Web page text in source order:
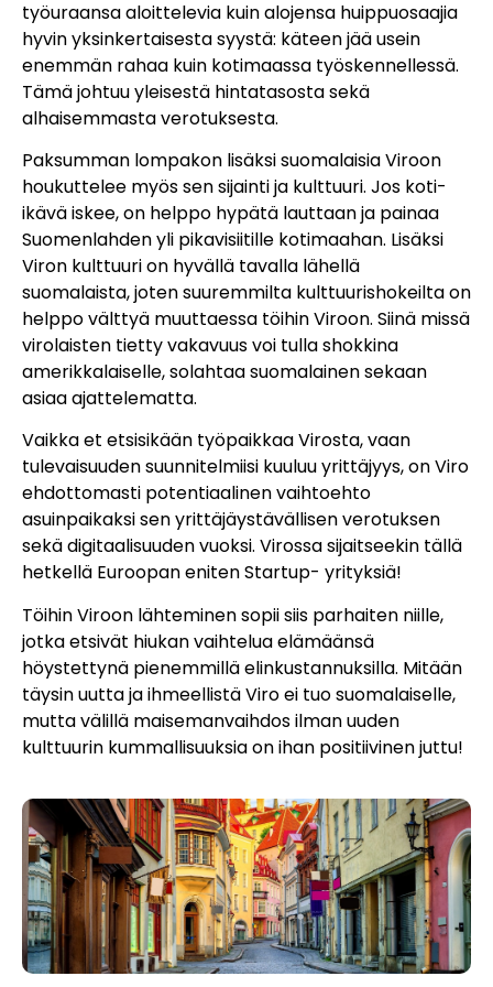
työuraansa aloittelevia kuin alojensa huippuosaajia
hyvin yksinkertaisesta syystä: käteen jää usein
enemmän rahaa kuin kotimaassa työskennellessä.
Tämä johtuu yleisestä hintatasosta sekä
alhaisemmasta verotuksesta.
Paksumman lompakon lisäksi suomalaisia Viroon
houkuttelee myös sen sijainti ja kulttuuri. Jos koti-
ikävä iskee, on helppo hypätä lauttaan ja painaa
Suomenlahden yli pikavisiitille kotimaahan. Lisäksi
Viron kulttuuri on hyvällä tavalla lähellä
suomalaista, joten suuremmilta kulttuurishokeilta on
helppo välttyä muuttaessa töihin Viroon. Siinä missä
virolaisten tietty vakavuus voi tulla shokkina
amerikkalaiselle, solahtaa suomalainen sekaan
asiaa ajattelematta.
Vaikka et etsisikään työpaikkaa Virosta, vaan
tulevaisuuden suunnitelmiisi kuuluu yrittäjyys, on Viro
ehdottomasti potentiaalinen vaihtoehto
asuinpaikaksi sen yrittäjäystävällisen verotuksen
sekä digitaalisuuden vuoksi. Virossa sijaitseekin tällä
hetkellä Euroopan eniten Startup- yrityksiä!
Töihin Viroon lähteminen sopii siis parhaiten niille,
jotka etsivät hiukan vaihtelua elämäänsä
höystettynä pienemmillä elinkustannuksilla. Mitään
täysin uutta ja ihmeellistä Viro ei tuo suomalaiselle,
mutta välillä maisemanvaihdos ilman uuden
kulttuurin kummallisuuksia on ihan positiivinen juttu!